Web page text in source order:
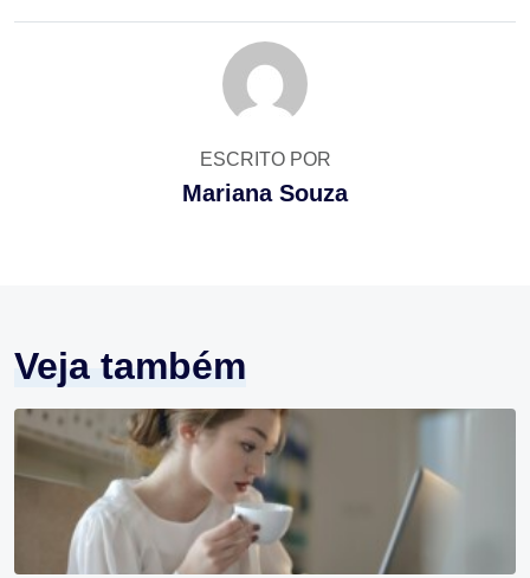
ESCRITO POR
Mariana Souza
Veja também